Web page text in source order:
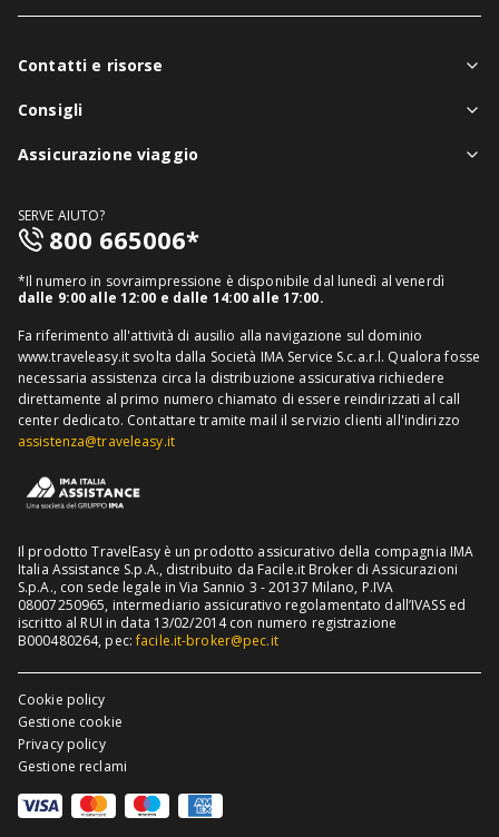
Contatti e risorse
Chi siamo
FAQ
Mappa del sito
Informativa distributore
Consigli
Notizie viaggi
Assicurazione viaggio
Assicurazione viaggio annuale
Assicurazione medico sanitaria
Assicurazione viaggio USA
Assicurazione viaggio Thailandia
Assicurazione viaggio Cuba
SERVE AIUTO?
800 665006*
*Il numero in sovraimpressione è disponibile dal lunedì al venerdì
dalle 9:00 alle 12:00 e dalle 14:00 alle 17:00.
Fa riferimento all'attività di ausilio alla navigazione sul dominio
www.traveleasy.it svolta dalla Società IMA Service S.c.a.r.l. Qualora fosse
necessaria assistenza circa la distribuzione assicurativa richiedere
direttamente al primo numero chiamato di essere reindirizzati al call
center dedicato. Contattare tramite mail il servizio clienti all'indirizzo
assistenza@traveleasy.it
Il prodotto TravelEasy è un prodotto assicurativo della compagnia IMA
Italia Assistance S.p.A., distribuito da Facile.it Broker di Assicurazioni
S.p.A., con sede legale in Via Sannio 3 - 20137 Milano, P.IVA
08007250965, intermediario assicurativo regolamentato dall’IVASS ed
iscritto al RUI in data 13/02/2014 con numero registrazione
B000480264, pec:facile.it-broker@pec.it
Cookie policy
Gestione cookie
Privacy policy
Gestione reclami